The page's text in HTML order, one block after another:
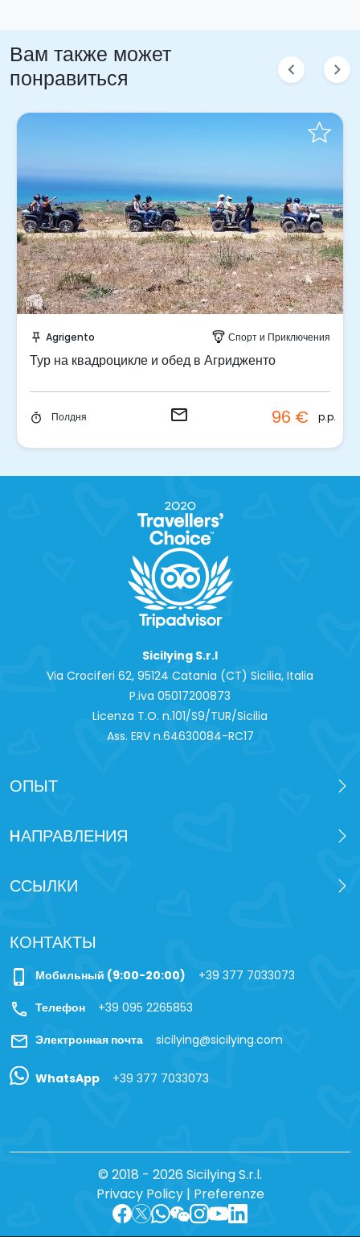
Вам также может
понравиться
chevron_left chevron_right
push_pin Agrigento paragliding Спорт и Приключения
Тур на квадроцикле и обед в Агридженто
timer Полдня email 96 € p.p.
Sicilying S.r.l
Via Crociferi 62, 95124 Catania (CT) Sicilia, Italia
P.iva 0‍5017200873
Licenza T.O. n.101/S9/TUR/Sicilia
Ass. ERV n.64630084-RC17
ОПЫТ
HАПРАВЛЕНИЯ
ССЫЛКИ
КОНТАКТЫ
phone_iphone Мобильный (9:00-20:00) +39 377 7033073
call Телефон +39 095 2265853
mail Электронная почта sicilying@sicilying.com
WhatsApp +39 377 7033073
© 2018 - 2026 Sicilying S.r.l.
Privacy Policy| Preferenze